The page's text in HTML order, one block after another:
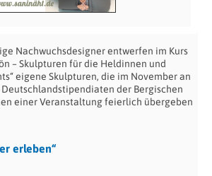
Nachwuchsdesigner entwerfen im Kurs
– Skulpturen für die Heldinnen und
eigene Skulpturen, die im November an
der Bergischen
einer Veranstaltung feierlich übergeben
erleben“